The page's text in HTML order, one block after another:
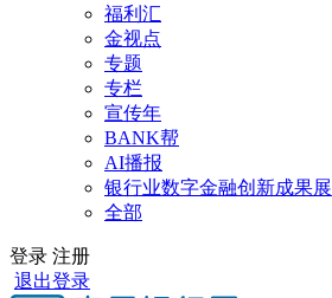
福利汇
金视点
专题
专栏
宣传年
BANK帮
AI播报
银行业数字金融创新成果展
全部
登录 注册
退出登录